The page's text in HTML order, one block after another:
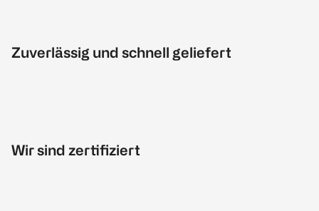
Zuverlässig und schnell geliefert
Wir sind zertifiziert